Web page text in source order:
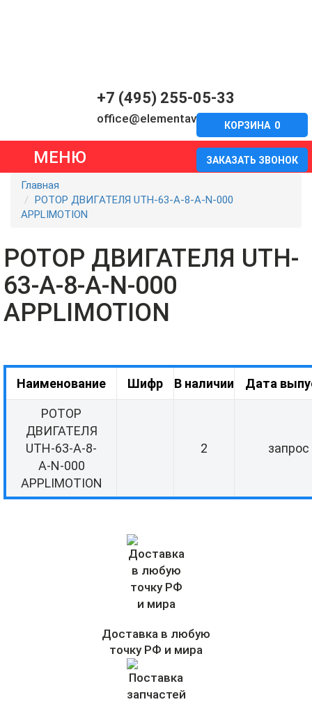
+7 (495) 255-05-33
office@elementavia.ru
ЗАКАЗАТЬ ЗВОНОК
КОРЗИНА 0
МЕНЮ
Главная
РОТОР ДВИГАТЕЛЯ UTH-63-A-8-A-N-000
APPLIMOTION
РОТОР ДВИГАТЕЛЯ UTH-
63-A-8-A-N-000
APPLIMOTION
Наименование Шифр В наличии Дата
РОТОР
ДВИГАТЕЛЯ
UTH-63-A-8-
A-N-000
APPLIMOTION
2 запрос
Доставка в любую
точку РФ и мира